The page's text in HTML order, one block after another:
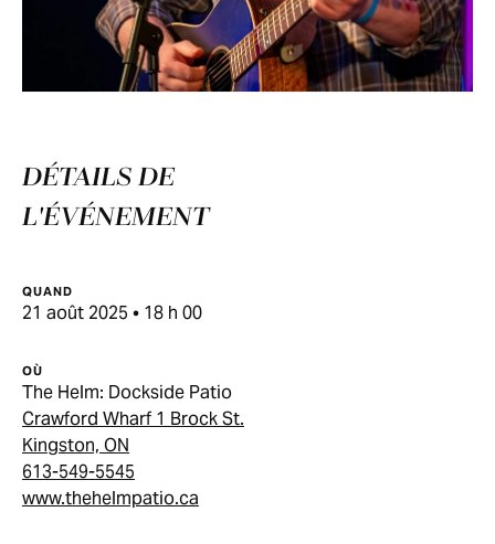
DÉTAILS DE
L'ÉVÉNEMENT
QUAND
21 août 2025 • 18 h 00
OÙ
The Helm: Dockside Patio
Crawford Wharf 1 Brock St.
Kingston, ON
613-549-5545
www.thehelmpatio.ca